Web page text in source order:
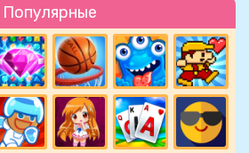
Популярные